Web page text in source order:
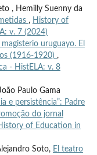
, Hemilly Suenny da
, History of
v. 7 (2024)
uruguayo. El
(1916-1920) ,
- HistELA: v. 8
Paulo Gama
e persistência”: Padre
do jornal
of Education in
Soto, El teatro